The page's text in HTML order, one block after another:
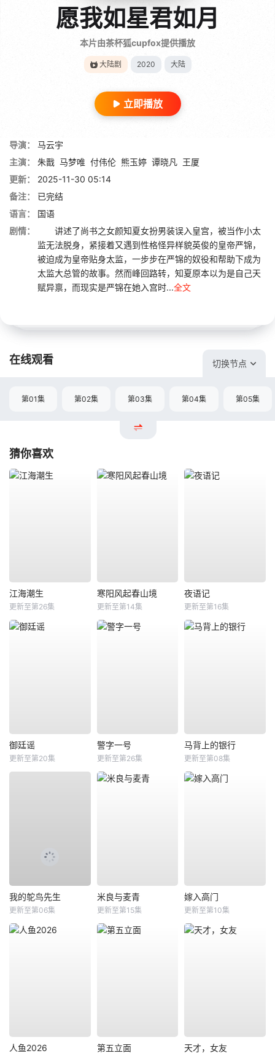
愿我如星君如月
本片由茶杯狐cupfox提供播放
大陆剧 2020 大陆
立即播放
导演：
马云宇
主演：
朱戬 马梦唯 付伟伦 熊玉婷 谭晓凡 王厦
更新：
2025-11-30 05:14
备注：
已完结
语言：
国语
剧情：
讲述了尚书之女颜知夏女扮男装误入皇宫，被当作小太
监无法脱身，紧接着又遇到性格怪异样貌英俊的皇帝严锦，
被迫成为皇帝贴身太监，一步步在严锦的奴役和帮助下成为
太监大总管的故事。然而峰回路转，知夏原本以为是自己天
赋异禀，而现实是严锦在她入宫时...全文
在线观看 切换节点
第01集 第02集 第03集 第04集 第05集
猜你喜欢
江海潮生
更新至第26集
寒阳风起春山境
更新至第14集
夜语记
更新至第16集
御廷谣
更新至第20集
警字一号
更新至第26集
马背上的银行
更新至第08集
我的鸵鸟先生
更新至第06集
米良与麦青
更新至第15集
嫁入高门
更新至第10集
人鱼2026 第五立面 天才，女友